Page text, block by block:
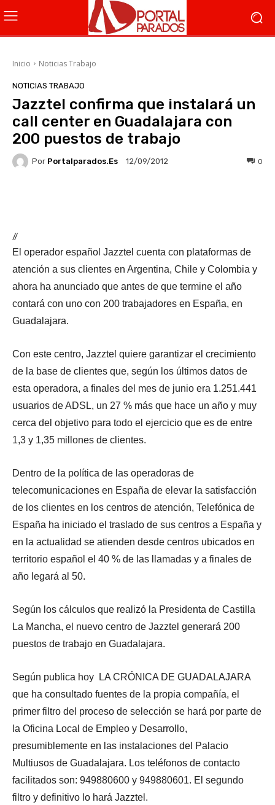
Inicio Noticias Trabajo
NOTICIAS TRABAJO
Jazztel confirma que instalará un
call center en Guadalajara con
200 puestos de trabajo
Por Portalparados.es 12/09/2012 0
//
El operador español Jazztel cuenta con plataformas de
atención a sus clientes en Argentina, Chile y Colombia y
ahora ha anunciado que antes de que termine el año
contará con uno con 200 trabajadores en España, en
Guadalajara.
Con este centro, Jazztel quiere garantizar el crecimiento
de la base de clientes que, según los últimos datos de
esta operadora, a finales del mes de junio era 1.251.441
usuarios de ADSL, un 27 % más que hace un año y muy
cerca del objetivo para todo el ejercicio que es de entre
1,3 y 1,35 millones de clientes.
Dentro de la política de las operadoras de
telecomunicaciones en España de elevar la satisfacción
de los clientes en los centros de atención, Telefónica de
España ha iniciado el traslado de sus centros a España y
en la actualidad se atienden desde centros ubicados en
territorio español el 40 % de las llamadas y a finales de
año legará al 50.
Según los cálculos que realizó la Presidenta de Castilla
La Mancha, el nuevo centro de Jazztel generará 200
puestos de trabajo en Guadalajara.
Según publica hoy LA CRÓNICA DE GUADALAJARA
que ha consultado fuentes de la propia compañía, el
primer filtro del proceso de selección se hará por parte de
la Oficina Local de Empleo y Desarrollo,
presumiblemente en las instalaciones del Palacio
Multiusos de Guadalajara. Los teléfonos de contacto
facilitados son: 949880600 y 949880601. El segundo
filtro y definitivo lo hará Jazztel.